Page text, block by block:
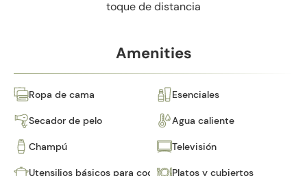
toque de distancia
Amenities
Ropa de cama Esenciales
Secador de pelo Agua caliente
Champú Televisión
Utensilios básicos para cocinar Platos y cubiertos